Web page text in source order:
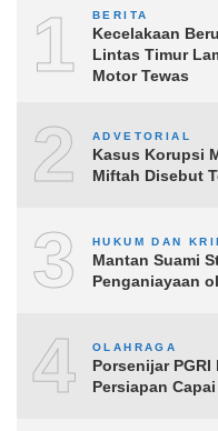
1 BERITA
Kecelakaan
Lintas Timur
Motor Tewas
2 ADVETORIAL
Kasus Korupsi
Miftah Disebut
3 HUKUM DAN
Mantan Suami
Penganiayaan
4 OLAHRAGA
Porsenijar PGRI
Persiapan